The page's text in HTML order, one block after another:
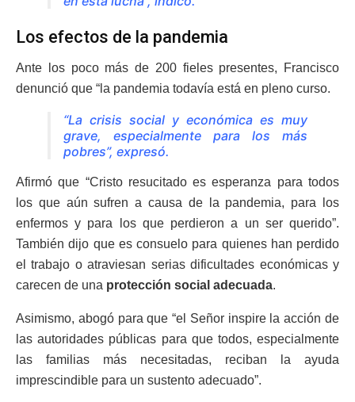
Los efectos de la pandemia
Ante los poco más de 200 fieles presentes, Francisco
denunció que “la pandemia todavía está en pleno curso.
“La crisis social y económica es muy
grave, especialmente para los más
pobres”, expresó.
Afirmó que “Cristo resucitado es esperanza para todos
los que aún sufren a causa de la pandemia, para los
enfermos y para los que perdieron a un ser querido”.
También dijo que es consuelo para quienes han perdido
el trabajo o atraviesan serias dificultades económicas y
carecen de una protección social adecuada.
Asimismo, abogó para que “el Señor inspire la acción de
las autoridades públicas para que todos, especialmente
las familias más necesitadas, reciban la ayuda
imprescindible para un sustento adecuado”.